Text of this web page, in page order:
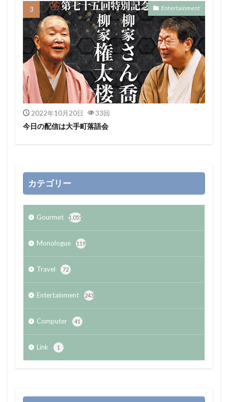
Entertainment
2022年10月20日 33回
今日の配信は大手町落語会
カテゴリー
Gourmet 1,055
Monologue 119
Travel 72
Entertainment 243
Computer 41
Link 1